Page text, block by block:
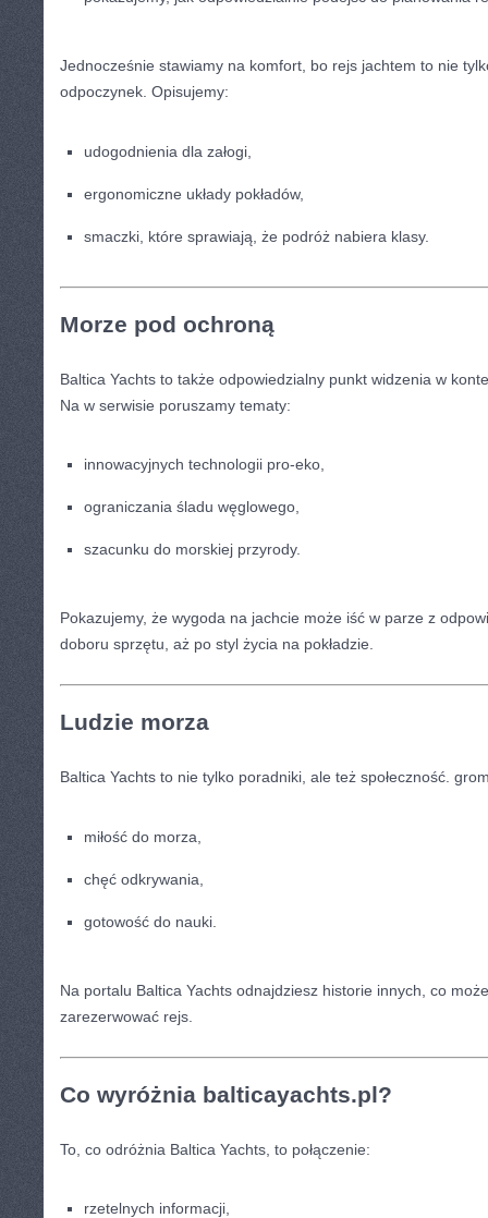
Jednocześnie stawiamy na komfort, bo rejs jachtem to nie
odpoczynek. Opisujemy:
udogodnienia dla załogi,
ergonomiczne układy pokładów,
smaczki, które sprawiają, że podróż nabiera klasy.
Morze pod ochroną
Baltica Yachts to także odpowiedzialny punkt widzenia w
Na w serwisie poruszamy tematy:
innowacyjnych technologii pro-eko,
ograniczania śladu węglowego,
szacunku do morskiej przyrody.
Pokazujemy, że wygoda na jachcie może iść w parze z
doboru sprzętu, aż po styl życia na pokładzie.
Ludzie morza
Baltica Yachts to nie tylko poradniki, ale też społeczność.
miłość do morza,
chęć odkrywania,
gotowość do nauki.
Na portalu Baltica Yachts odnajdziesz historie innych, co
zarezerwować rejs.
Co wyróżnia balticayachts.pl?
To, co odróżnia Baltica Yachts, to połączenie:
rzetelnych informacji,